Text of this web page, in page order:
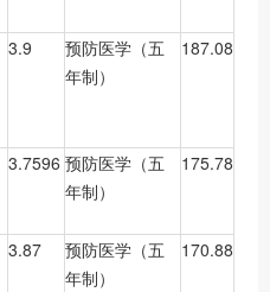
3.9
预防医学（五
年制）
187.08
3.7596 预防医学（五
年制）
175.78
3.87
预防医学（五
年制）
170.88